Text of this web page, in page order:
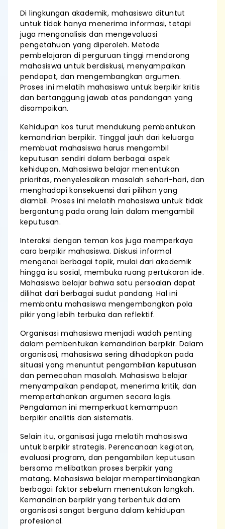
Di lingkungan akademik, mahasiswa dituntut
untuk tidak hanya menerima informasi, tetapi
juga menganalisis dan mengevaluasi
pengetahuan yang diperoleh. Metode
pembelajaran di perguruan tinggi mendorong
mahasiswa untuk berdiskusi, menyampaikan
pendapat, dan mengembangkan argumen.
Proses ini melatih mahasiswa untuk berpikir kritis
dan bertanggung jawab atas pandangan yang
disampaikan.
Kehidupan kos turut mendukung pembentukan
kemandirian berpikir. Tinggal jauh dari keluarga
membuat mahasiswa harus mengambil
keputusan sendiri dalam berbagai aspek
kehidupan. Mahasiswa belajar menentukan
prioritas, menyelesaikan masalah sehari-hari, dan
menghadapi konsekuensi dari pilihan yang
diambil. Proses ini melatih mahasiswa untuk tidak
bergantung pada orang lain dalam mengambil
keputusan.
Interaksi dengan teman kos juga memperkaya
cara berpikir mahasiswa. Diskusi informal
mengenai berbagai topik, mulai dari akademik
hingga isu sosial, membuka ruang pertukaran ide.
Mahasiswa belajar bahwa satu persoalan dapat
dilihat dari berbagai sudut pandang. Hal ini
membantu mahasiswa mengembangkan pola
pikir yang lebih terbuka dan reflektif.
Organisasi mahasiswa menjadi wadah penting
dalam pembentukan kemandirian berpikir. Dalam
organisasi, mahasiswa sering dihadapkan pada
situasi yang menuntut pengambilan keputusan
dan pemecahan masalah. Mahasiswa belajar
menyampaikan pendapat, menerima kritik, dan
mempertahankan argumen secara logis.
Pengalaman ini memperkuat kemampuan
berpikir analitis dan sistematis.
Selain itu, organisasi juga melatih mahasiswa
untuk berpikir strategis. Perencanaan kegiatan,
evaluasi program, dan pengambilan keputusan
bersama melibatkan proses berpikir yang
matang. Mahasiswa belajar mempertimbangkan
berbagai faktor sebelum menentukan langkah.
Kemandirian berpikir yang terbentuk dalam
organisasi sangat berguna dalam kehidupan
profesional.